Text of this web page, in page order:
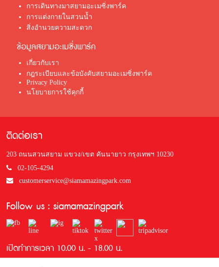
การเดินทางมาสยามอะเมซิ่งพาร์ค
การแต่งกายในสวนน้ำ
สิ่งอำนวยความสะดวก
ข้อมูลสยามอะเมซิ่งพาร์ค
เกี่ยวกับเรา
กฎระเบียบและข้อบังคับสยามอะเมซิ่งพาร์ค
Privacy Policy
นโยบายการใช้คุกกี้
ติดต่อเรา
203 ถนนสวนสยาม แขวง/เขต คันนายาว กรุงเทพฯ 10230
02-105-4294
customerservice@siamamazingpark.com
Follow us : siamamazingpark
เปิดทำการเวลา 10.00 น. - 18.00 น.